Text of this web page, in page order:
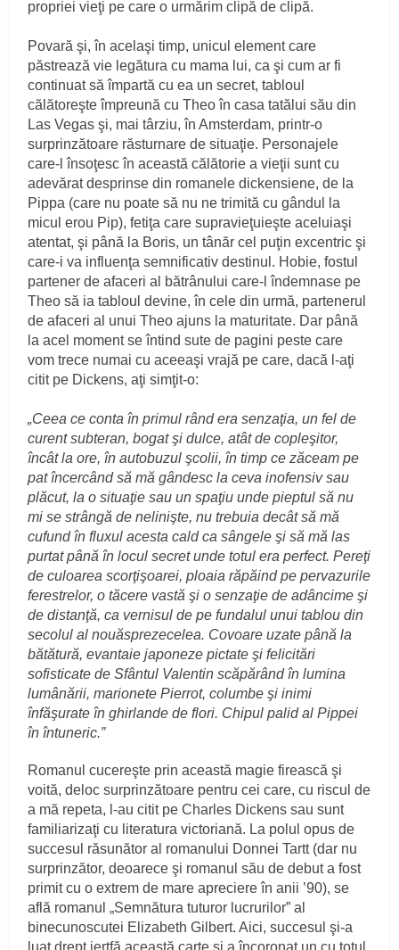
propriei vieţi pe care o urmărim clipă de clipă.
Povară şi, în acelaşi timp, unicul element care
păstrează vie legătura cu mama lui, ca şi cum ar fi
continuat să împartă cu ea un secret, tabloul
călătoreşte împreună cu Theo în casa tatălui său din
Las Vegas şi, mai târziu, în Amsterdam, printr-o
surprinzătoare răsturnare de situaţie. Personajele
care-l însoţesc în această călătorie a vieţii sunt cu
adevărat desprinse din romanele dickensiene, de la
Pippa (care nu poate să nu ne trimită cu gândul la
micul erou Pip), fetiţa care supravieţuieşte aceluiaşi
atentat, şi până la Boris, un tânăr cel puţin excentric şi
care-i va influenţa semnificativ destinul. Hobie, fostul
partener de afaceri al bătrânului care-l îndemnase pe
Theo să ia tabloul devine, în cele din urmă, partenerul
de afaceri al unui Theo ajuns la maturitate. Dar până
la acel moment se întind sute de pagini peste care
vom trece numai cu aceeaşi vrajă pe care, dacă l-aţi
citit pe Dickens, aţi simţit-o:
„Ceea ce conta în primul rând era senzaţia, un fel de
curent subteran, bogat şi dulce, atât de copleşitor,
încât la ore, în autobuzul şcolii, în timp ce zăceam pe
pat încercând să mă gândesc la ceva inofensiv sau
plăcut, la o situaţie sau un spaţiu unde pieptul să nu
mi se strângă de nelinişte, nu trebuia decât să mă
cufund în fluxul acesta cald ca sângele şi să mă las
purtat până în locul secret unde totul era perfect. Pereţi
de culoarea scorţişoarei, ploaia răpăind pe pervazurile
ferestrelor, o tăcere vastă şi o senzaţie de adâncime şi
de distanţă, ca vernisul de pe fundalul unui tablou din
secolul al nouăsprezecelea. Covoare uzate până la
bătătură, evantaie japoneze pictate şi felicitări
sofisticate de Sfântul Valentin scăpărând în lumina
lumânării, marionete Pierrot, columbe şi inimi
înfăşurate în ghirlande de flori. Chipul palid al Pippei
în întuneric.”
Romanul cucereşte prin această magie firească şi
voită, deloc surprinzătoare pentru cei care, cu riscul de
a mă repeta, l-au citit pe Charles Dickens sau sunt
familiarizaţi cu literatura victoriană. La polul opus de
succesul răsunător al romanului Donnei Tartt (dar nu
surprinzător, deoarece şi romanul său de debut a fost
primit cu o extrem de mare apreciere în anii ’90), se
află romanul „Semnătura tuturor lucrurilor” al
binecunoscutei Elizabeth Gilbert. Aici, succesul şi-a